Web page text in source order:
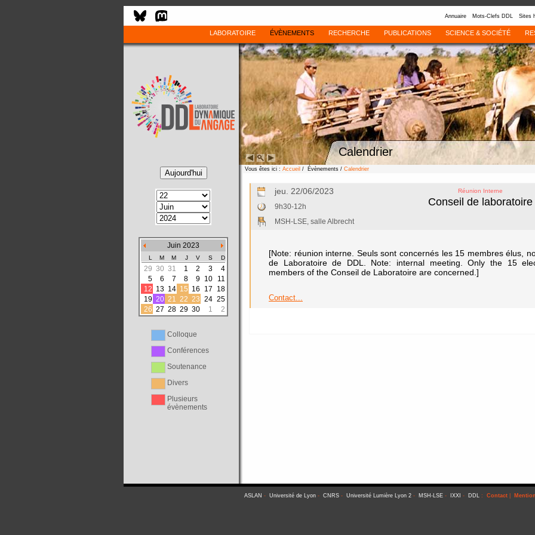
Annuaire Mots-Clefs DDL Sites
LABORATOIRE ÉVÈNEMENTS RECHERCHE PUBLICATIONS SCIENCE & SOCIÉTÉ
Calendrier
Juin 2023
L M M J V S D
29 30 31 1 2 3
4
5
6 7 8 9 10
11
12 13 14 15 16 17
18
19 20 21 22 23 24 25
26 27 28 29 30 1 2
Colloque
Conférences
Soutenance
Divers
Plusieurs
évènements
Vous êtes ici : Accueil / Évènements / Calendrier
jeu. 22/06/2023 Réunion Interne
Conseil de laboratoire
9h30-12h
MSH-LSE, salle Albrecht
[Note: réunion interne. Seuls sont concernés les 15 membres élus,
de Laboratoire de DDL. Note: internal meeting. Only the 15
members of the Conseil de Laboratoire are concerned.]
Contact...
ASLAN - Université de Lyon- CNRS- Université Lumière Lyon 2- MSH-LSE- IXXI - DDL: Contact|